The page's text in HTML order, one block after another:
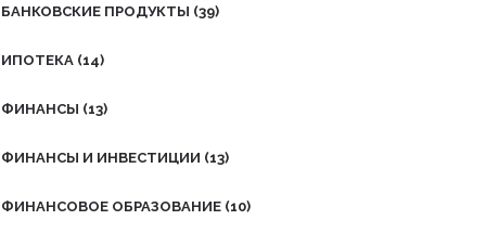
БАНКОВСКИЕ ПРОДУКТЫ (39)
ИПОТЕКА (14)
ФИНАНСЫ (13)
ФИНАНСЫ И ИНВЕСТИЦИИ (13)
ФИНАНСОВОЕ ОБРАЗОВАНИЕ (10)